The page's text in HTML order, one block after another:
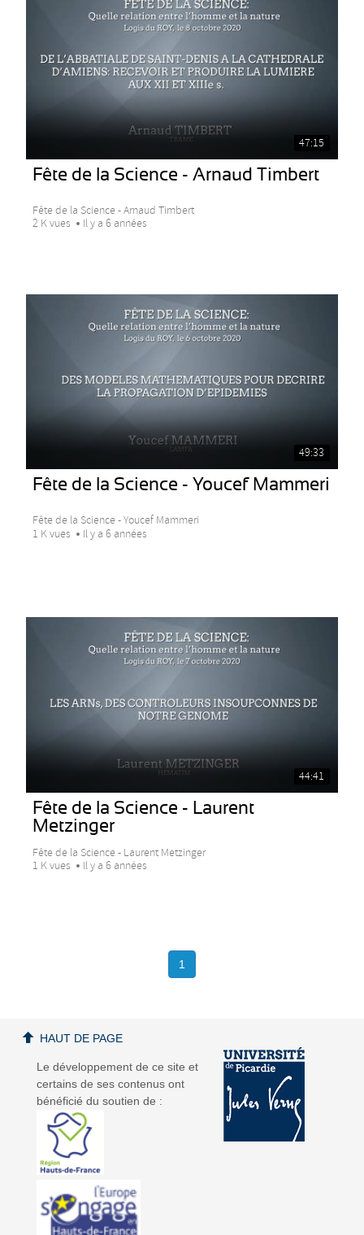
47:15
Fête de la Science - Arnaud Timbert
Fête de la Science - Arnaud Timbert
2 K vues
Il y a 6 années
49:33
Fête de la Science - Youcef Mammeri
Fête de la Science - Youcef Mammeri
1 K vues
Il y a 6 années
44:41
Fête de la Science - Laurent
Metzinger
Fête de la Science - Laurent Metzinger
1 K vues
Il y a 6 années
1
Le développement de ce site et
certains de ses contenus ont
bénéficié du soutien de :
HAUT DE PAGE